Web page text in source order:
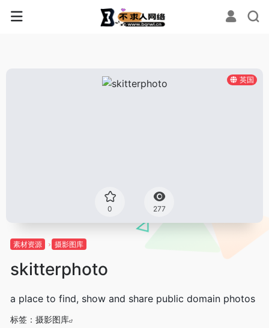
英国
0 277
素材资源 摄影图库
skitterphoto
a place to find, show and share public domain photos
标签： 摄影图库